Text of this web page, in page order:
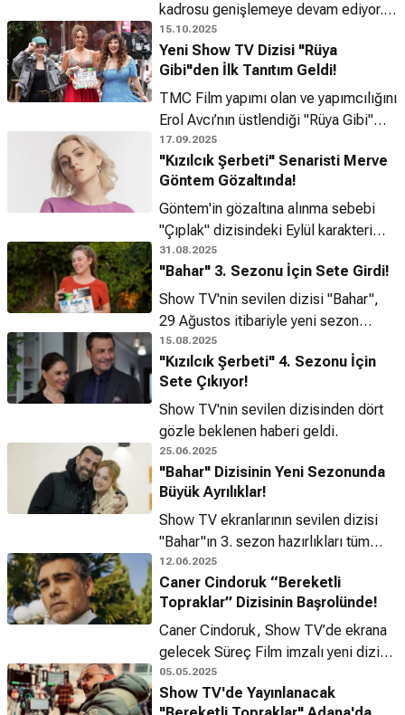
kadrosu genişlemeye devam ediyor.
Başarılı oyuncu Anıl İlter, bu sezon
içerisinde izleyiciyle buluşacak!
15.10.2025
Yeni Show TV Dizisi "Rüya
Gibi"den İlk Tanıtım Geldi!
TMC Film yapımı olan ve yapımcılığını
Erol Avcı’nın üstlendiği "Rüya Gibi"
dizisinin ilk tanıtımı nihayet seyirciyle
buluştu.
17.09.2025
"Kızılcık Şerbeti" Senaristi Merve
Göntem Gözaltında!
Göntem'in gözaltına alınma sebebi
"Çıplak" dizisindeki Eylül karakteri
için 4 yıl önce sosyal medyada yaptığı
açıklama olarak belirtildi.
31.08.2025
"Bahar" 3. Sezonu İçin Sete Girdi!
Show TV'nin sevilen dizisi "Bahar",
29 Ağustos itibariyle yeni sezon
çekimlerine başladı!
15.08.2025
"Kızılcık Şerbeti" 4. Sezonu İçin
Sete Çıkıyor!
Show TV'nin sevilen dizisinden dört
gözle beklenen haberi geldi.
25.06.2025
"Bahar" Dizisinin Yeni Sezonunda
Büyük Ayrılıklar!
Show TV ekranlarının sevilen dizisi
"Bahar"ın 3. sezon hazırlıkları tüm
hızıyla sürerken, diziden ayrılacak
önemli isimler de netleşti.
12.06.2025
Caner Cindoruk “Bereketli
Topraklar” Dizisinin Başrolünde!
Caner Cindoruk, Show TV’de ekrana
gelecek Süreç Film imzalı yeni dizi
"Bereketli Topraklar"ın başrol
oyuncusu oldu.
05.05.2025
Show TV'de Yayınlanacak